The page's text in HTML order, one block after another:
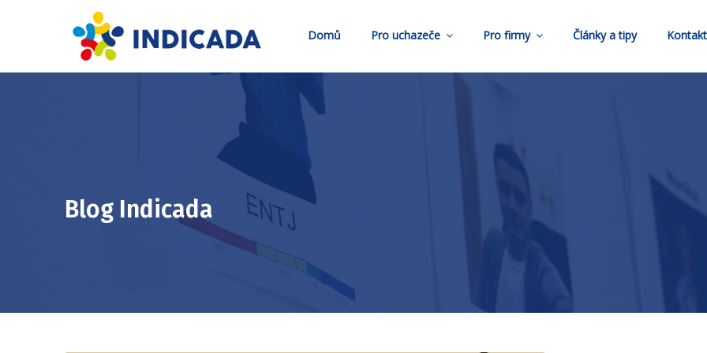
Domů Pro uchazeče Pro firmy Články a tipy Kontakt
Blog Indicada